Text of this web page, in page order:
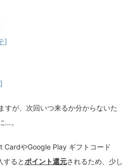
]
すが、次回いつ来るか分からないた
…。
CardやGoogle Play ギフトコード
すると ポイント還元されるため、少し